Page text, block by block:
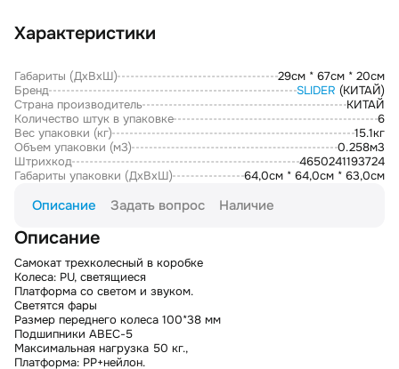
Характеристики
Габариты (ДxВxШ)
29см * 67см * 20см
Бренд
SLIDER (КИТАЙ)
Страна производитель
КИТАЙ
Количество штук в упаковке
6
Вес упаковки (кг)
15.1кг
Объем упаковки (м3)
0.258м3
Штрихкод
4650241193724
Габариты упаковки (ДxВxШ)
64,0см * 64,0см * 63,0см
Описание Задать вопрос Наличие
Описание
Самокат трехколесный в коробке
Колеса: PU, светящиеся
Платформа со светом и звуком.
Светятся фары
Размер переднего колеса 100*38 мм
Подшипники ABEC-5
Максимальная нагрузка 50 кг.,
Платформа: РР+нейлон.